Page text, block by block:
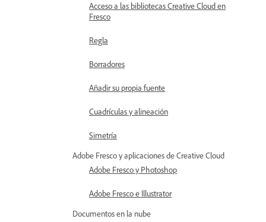
Acceso a las bibliotecas Creative Cloud en
Fresco
Regla
Borradores
Añadir su propia fuente
Cuadrículas y alineación
Simetría
Adobe Fresco y aplicaciones de Creative Cloud
Adobe Fresco y Photoshop
Adobe Fresco e Illustrator
Documentos en la nube